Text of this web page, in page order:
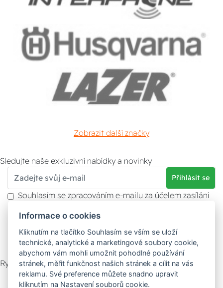
Zobrazit další značky
Sledujte naše exkluzivní nabídky a novinky
Přihlásit se
Souhlasím se zpracováním e-mailu za účelem zasílání
Více informací naleznete v
údajů . Souhlas můžete kdykoliv odvolat.
Rychlý kontakt
Zákaznický servis Vyzvednutí zboží
Informace o cookies
Kliknutím na tlačítko Souhlasím se vším se uloží
technické, analytické a marketingové soubory cookie,
abychom vám mohli umožnit pohodlné používání
stránek, měřit funkčnost našich stránek a cílit na vás
reklamu. Své preference můžete snadno upravit
kliknutím na Nastavení souborů cookie.